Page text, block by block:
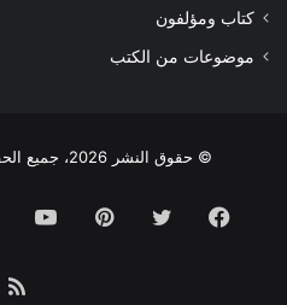
كتاب ومؤلفون
موضوعات من الكتب
© حقوق النشر 2026، جميع الحقوق محفوظة |
فيسبوك تويتر بينتيريست